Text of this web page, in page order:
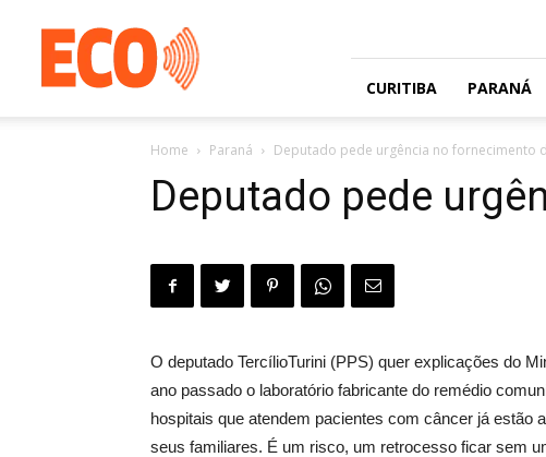
gratuito
com
circulação
CURITIBA PARANÁ
Home Paraná Deputado pede urgência no fornecimento
Deputado pede
O deputado TercílioTurini (PPS) quer explicações do
ano passado o laboratório fabricante do remédio
hospitais que atendem pacientes com câncer já estão
seus familiares. É um risco, um retrocesso ficar sem